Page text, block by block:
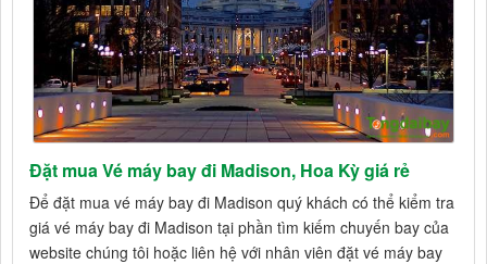
Đặt mua Vé máy bay đi Madison, Hoa Kỳ giá rẻ
Để đặt mua vé máy bay đi Madison quý khách có thể kiểm tra
giá vé máy bay đi Madison tại phần tìm kiếm chuyến bay của
website chúng tôi hoặc liên hệ với nhân viên đặt vé máy bay